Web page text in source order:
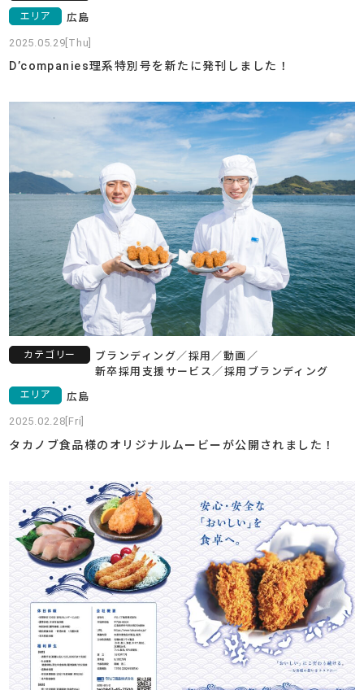
エリア 広島
2025.05.29[Thu]
D’companies理系特別号を新たに発刊しました！
カテゴリー ブランディング／ 採用 ／ 動画 ／
新卒採用支援サービス ／ 採用ブランディング
エリア 広島
2025.02.28[Fri]
タカノブ食品様のオリジナルムービーが公開されました！